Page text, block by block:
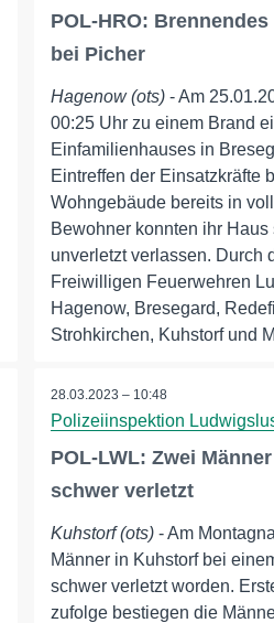
POL-HRO:
bei Picher
Hagenow (ots) - Am
00:25 Uhr zu einem Brand
Einfamilienhauses in
Eintreffen der Einsatzkräfte
Wohngebäude bereits in
Bewohner konnten ihr Haus
unverletzt verlassen. Durch
Freiwilligen Feuerwehren
Hagenow, Bresegard,
Strohkirchen, Kuhstorf und
28.03.2023 – 10:48
Polizeiinspektion
POL-LWL: Zwei
schwer verletzt
Kuhstorf (ots) - Am
Männer in Kuhstorf bei
schwer verletzt worden.
zufolge bestiegen die